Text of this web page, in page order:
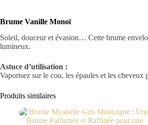
Brume Vanille Monoï
Soleil, douceur et évasion… Cette brume
lumineux.
Astuce d’utilisation :
Vaporisez sur le cou, les épaules et les
Produits similaires